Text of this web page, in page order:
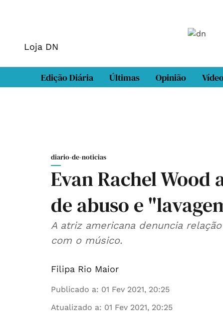
Loja DN
Edição Diária Últimas Opinião
diario-de-noticias
Evan Rachel
de abuso e
A atriz americana denuncia
com o músico.
Filipa Rio Maior
Publicado a: 01 Fev 2021, 20:25
Atualizado a: 01 Fev 2021, 20:25